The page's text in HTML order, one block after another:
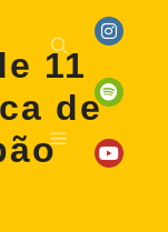
11
de